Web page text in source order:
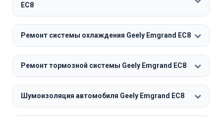
EC8
Ремонт системы охлаждения Geely Emgrand EC8
Ремонт тормозной системы Geely Emgrand EC8
Шумоизоляция автомобиля Geely Emgrand EC8